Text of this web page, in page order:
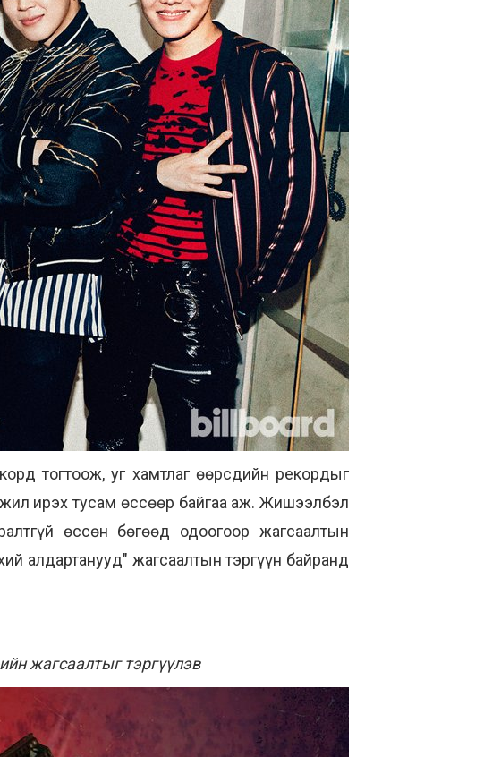
тогтоож, уг хамтлаг өөрсдийн рекордыг
ирэх тусам өссөөр байгаа аж. Жишээлбэл
өссөн бөгөөд одоогоор жагсаалтын
алдартанууд" жагсаалтын тэргүүн байранд
жагсаалтыг тэргүүлэв